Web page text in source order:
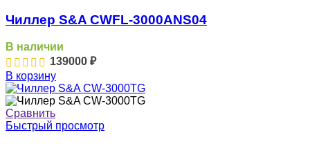
Чиллер S&A CWFL-3000ANS04
В наличии
139000 ₽
В корзину
Сравнить
Быстрый просмотр